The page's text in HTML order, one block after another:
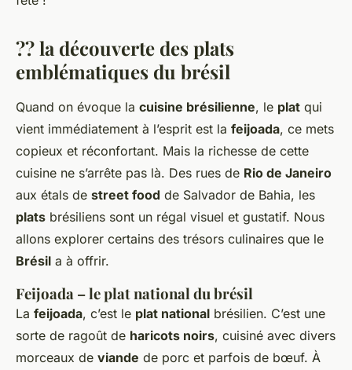
?? la découverte des plats
emblématiques du brésil
Quand on évoque la cuisine brésilienne, le plat qui
vient immédiatement à l’esprit est la feijoada, ce mets
copieux et réconfortant. Mais la richesse de cette
cuisine ne s’arrête pas là. Des rues de Rio de Janeiro
aux étals de street food de Salvador de Bahia, les
plats brésiliens sont un régal visuel et gustatif. Nous
allons explorer certains des trésors culinaires que le
Brésil a à offrir.
Feijoada – le plat national du brésil
La feijoada, c’est le plat national brésilien. C’est une
sorte de ragoût de haricots noirs, cuisiné avec divers
morceaux de viande de porc et parfois de bœuf. À